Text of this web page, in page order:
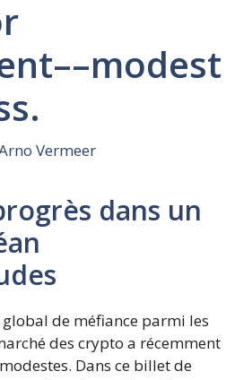
Vermeer
dans un
de méfiance parmi les
des crypto a récemment
Dans ce billet de